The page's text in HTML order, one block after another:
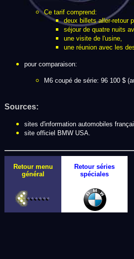
Ce tarif comprend:
deux billets aller-retour
séjour de quatre nuits
une visite de l'usine,
une réunion avec les
pour comparaison:
M6 coupé de série: 96 100 $
Sources:
sites d'information automobiles
site officiel BMW USA.
Retour menu
général
Retour séries
spéciales